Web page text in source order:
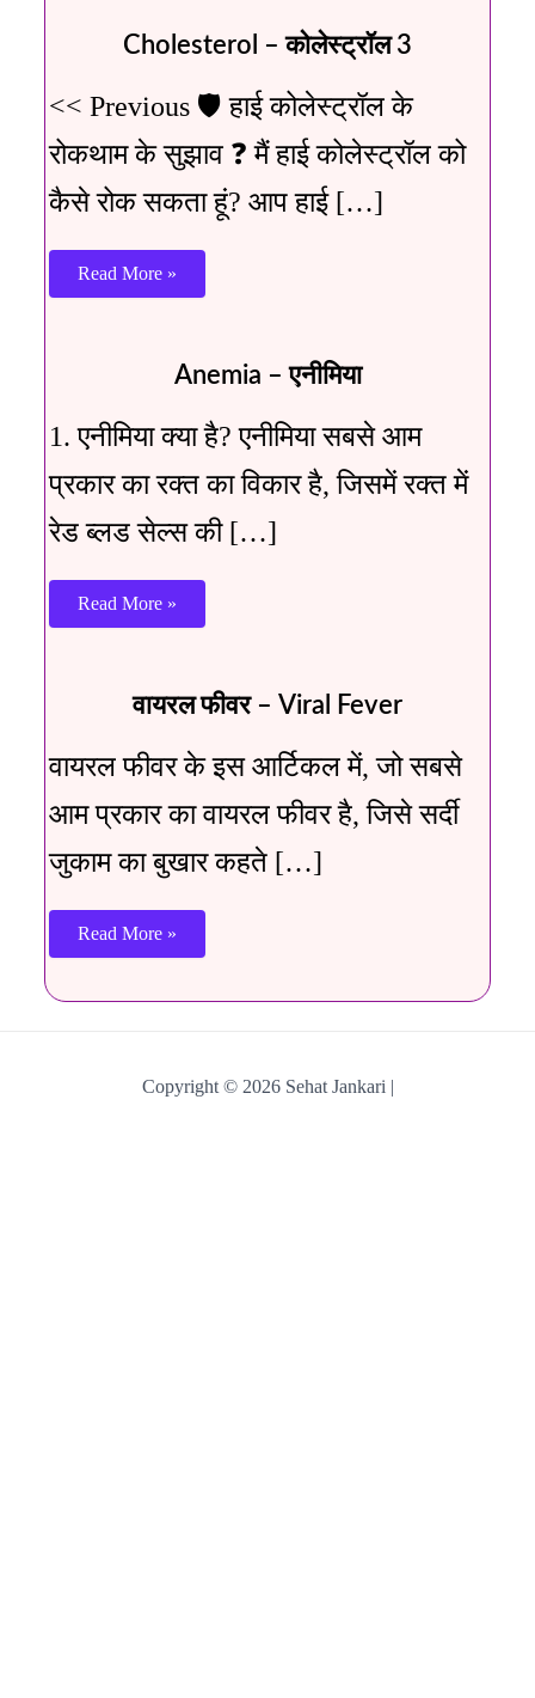
Cholesterol – कोलेस्ट्रॉल 3
<< Previous 🛡️ हाई कोलेस्ट्रॉल के
रोकथाम के सुझाव ❓ मैं हाई कोलेस्ट्रॉल को
कैसे रोक सकता हूं? आप हाई […]
Read More »
Anemia – एनीमिया
1. एनीमिया क्या है? एनीमिया सबसे आम
प्रकार का रक्त का विकार है, जिसमें रक्त में
रेड ब्लड सेल्स की […]
Read More »
वायरल फीवर – Viral Fever
वायरल फीवर के इस आर्टिकल में, जो सबसे
आम प्रकार का वायरल फीवर है, जिसे सर्दी
जुकाम का बुखार कहते […]
Read More »
Copyright © 2026 Sehat Jankari |